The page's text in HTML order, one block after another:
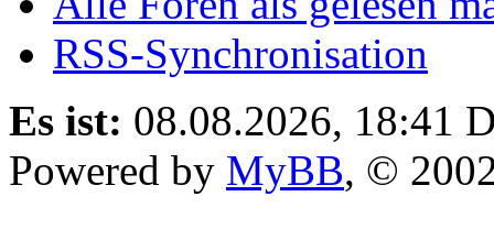
RSS-Synchronisation
Es ist: 08.08.2026, 18:41
Powered by MyBB, ©